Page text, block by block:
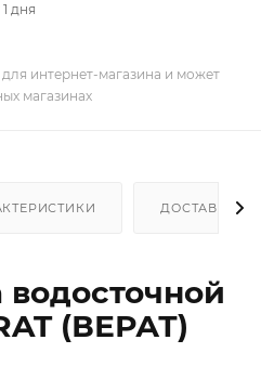
дня
интернет-магазина и может
магазинах
ДОСТАВКА
(ВЕРАТ)